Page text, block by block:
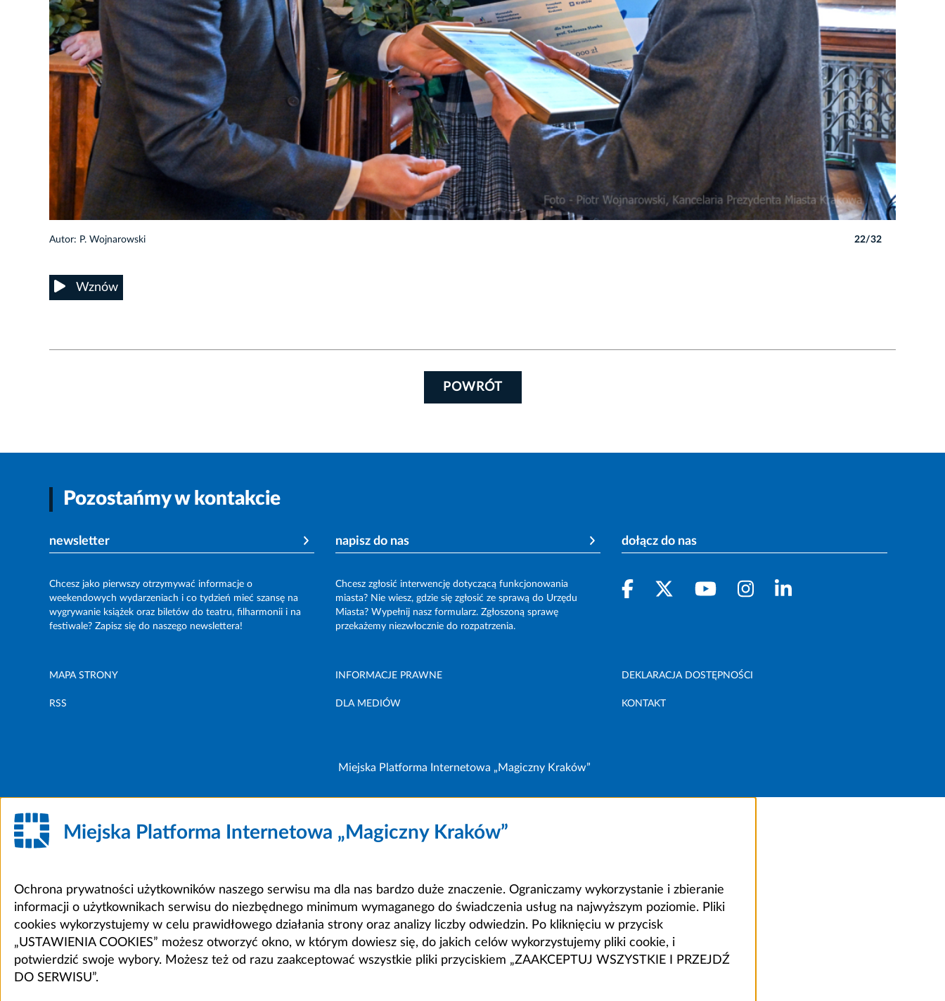
Autor: P. Wojnarowski 22/32
Wznów
POWRÓT
Pozostańmy w kontakcie
newsletter
Chcesz jako pierwszy otrzymywać informacje o
weekendowych wydarzeniach i co tydzień mieć szansę na
wygrywanie książek oraz biletów do teatru, filharmonii i na
festiwale? Zapisz się do naszego newslettera!
napisz do nas
Chcesz zgłosić interwencję dotyczącą funkcjonowania
miasta? Nie wiesz, gdzie się zgłosić ze sprawą do Urzędu
Miasta? Wypełnij nasz formularz. Zgłoszoną sprawę
przekażemy niezwłocznie do rozpatrzenia.
dołącz do nas
MAPA STRONY INFORMACJE PRAWNE DEKLARACJA DOSTĘPNOŚCI
RSS DLA MEDIÓW KONTAKT
Miejska Platforma Internetowa „Magiczny Kraków”
Miejska Platforma Internetowa „Magiczny Kraków”
Ochrona prywatności użytkowników naszego serwisu ma dla nas bardzo duże znaczenie. Ograniczamy wykorzystanie i zbieranie
informacji o użytkownikach serwisu do niezbędnego minimum wymaganego do świadczenia usług na najwyższym poziomie. Pliki
cookies wykorzystujemy w celu prawidłowego działania strony oraz analizy liczby odwiedzin. Po kliknięciu w przycisk
„USTAWIENIA COOKIES” możesz otworzyć okno, w którym dowiesz się, do jakich celów wykorzystujemy pliki cookie, i
potwierdzić swoje wybory. Możesz też od razu zaakceptować wszystkie pliki przyciskiem „ZAAKCEPTUJ WSZYSTKIE I PRZEJDŹ
DO SERWISU”.